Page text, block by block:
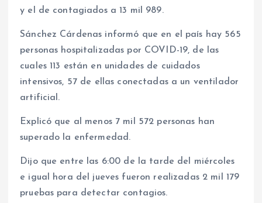
y el de contagiados a 13 mil 989.
Sánchez Cárdenas informó que en el país hay 565
personas hospitalizadas por COVID-19, de las
cuales 113 están en unidades de cuidados
intensivos, 57 de ellas conectadas a un ventilador
artificial.
Explicó que al menos 7 mil 572 personas han
superado la enfermedad.
Dijo que entre las 6:00 de la tarde del miércoles
e igual hora del jueves fueron realizadas 2 mil 179
pruebas para detectar contagios.